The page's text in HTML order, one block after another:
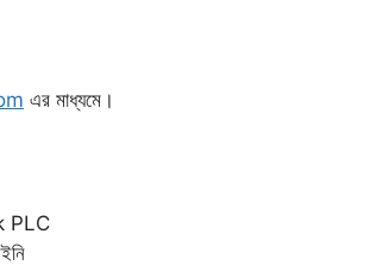
এর মাধ্যমে।
PLC